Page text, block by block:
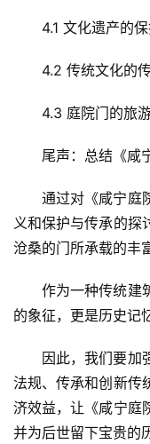
门
间
庭
院
大
4.1 文化遗产的
4.2 传统文化的
4.3 庭院门的旅
尾声：总结《咸
通过对《咸宁庭
义和保护与传承的探
沧桑的门所承载的丰
作为一种传统建
的象征，更是历史记
因此，我们要加
法规、传承和创新传
济效益，让《咸宁庭
并为后世留下宝贵的